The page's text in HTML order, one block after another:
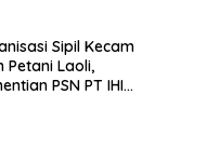
Sipil Kecam
Petani Laoli,
PSN PT IHIP